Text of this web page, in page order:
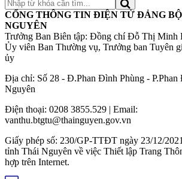
CỔNG THÔNG TIN ĐIỆN TỬ ĐẢNG
NGUYÊN
Trưởng Ban Biên tập: Đồng chí Đỗ Thị Minh
Ủy viên Ban Thường vụ, Trưởng ban Tuyên
ủy
Địa chỉ: Số 28 - Đ.Phan Đình Phùng - P.Phan
Nguyên
Điện thoại: 0208 3855.529 | Email:
vanthu.btgtu@thainguyen.gov.vn
Giấy phép số: 230/GP-TTĐT ngày 23/12/
tỉnh Thái Nguyên về việc Thiết lập Trang
hợp trên Internet.